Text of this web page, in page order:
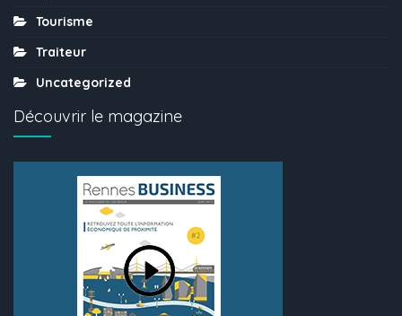
Tourisme
Traiteur
Uncategorized
Découvrir le magazine